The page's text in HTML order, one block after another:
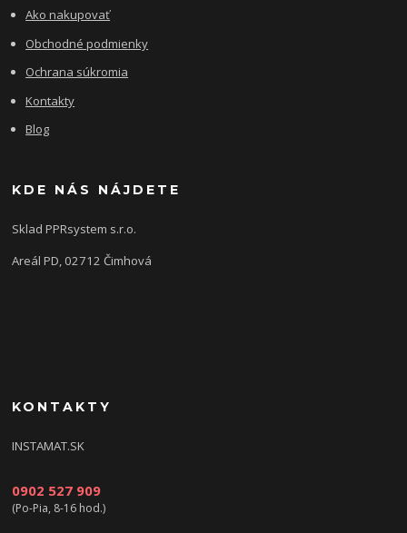
Ako nakupovať
Obchodné podmienky
Ochrana súkromia
Kontakty
Blog
KDE NÁS NÁJDETE
Sklad PPRsystem s.r.o.
Areál PD, 02712 Čimhová
KONTAKTY
INSTAMAT.SK
0902 527 909
(Po-Pia, 8-16 hod.)